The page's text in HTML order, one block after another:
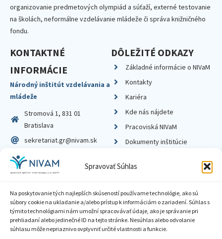
Spravovať Súhlas
Na poskytovanie tých najlepších skúseností používame technológie, ako sú
súbory cookie na ukladanie a/alebo prístup k informáciám o zariadení. Súhlas s
týmito technológiami nám umožní spracovávať údaje, ako je správanie pri
prehliadaní alebo jedinečné ID na tejto stránke. Nesúhlas alebo odvolanie
súhlasu môže nepriaznivo ovplyvniť určité vlastnosti a funkcie.
organizovanie predmetových olympiád a súťaží, externé testovanie
na školách, neformálne vzdelávanie mládeže či správa knižničného
fondu.
KONTAKTNÉ
INFORMÁCIE
Národný inštitút vzdelávania a
mládeže
Stromová 1, 831 01
Bratislava
sekretariat.gr@nivam.sk
IČO: 00164348
DIČ: 2020798714
DÔLEŽITÉ ODKAZY
Základné informácie o NIVaM
Kontakty
Kariéra
Kde nás nájdete
Pracoviská NIVaM
Dokumenty inštitúcie
Zásady ochrany súkromia